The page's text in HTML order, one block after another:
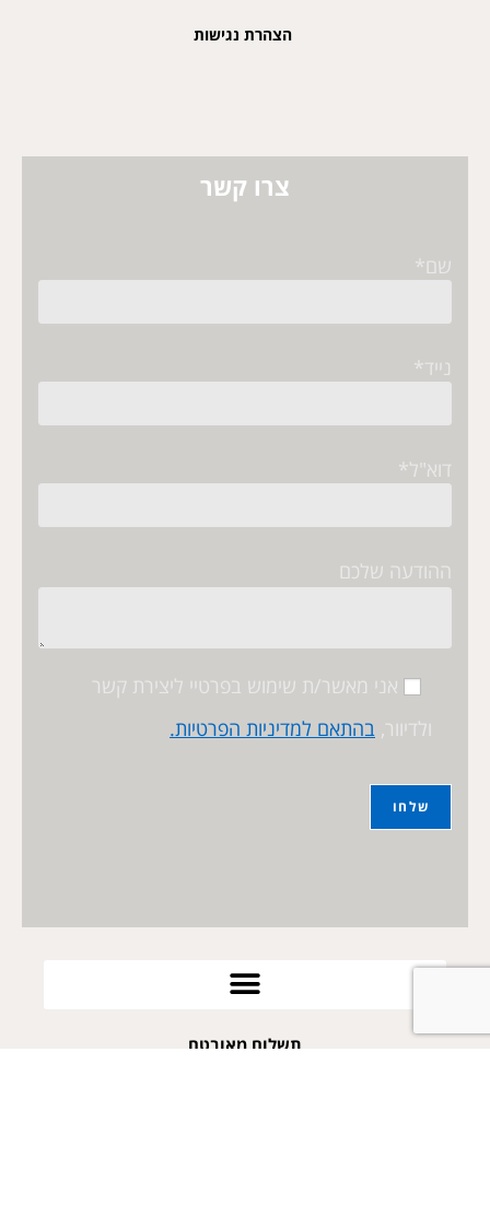
הצהרת נגישות
צרו קשר
שם*
נייד*
דוא"ל*
ההודעה שלכם
אני מאשר/ת שימוש בפרטיי ליצירת קשר
ולדיוור, בהתאם למדיניות הפרטיות.
תשלום מאובטח